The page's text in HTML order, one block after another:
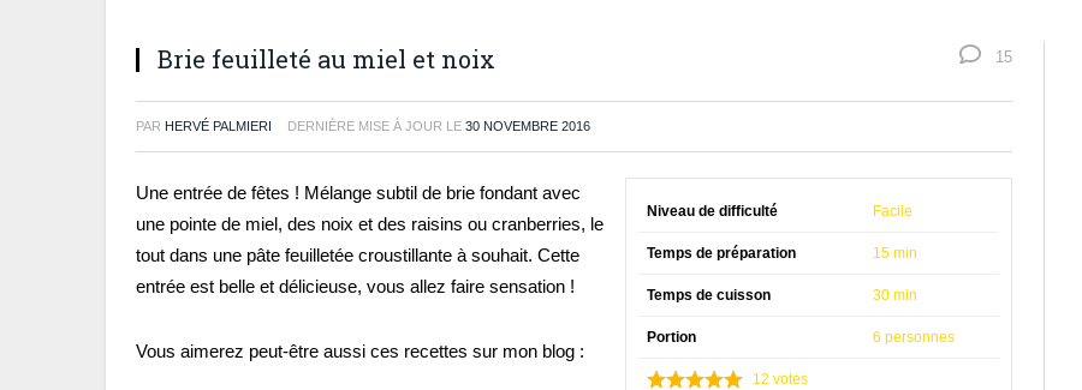
Brie feuilleté au miel et noix 15
PAR HERVÉ PALMIERI DERNIÈRE MISE À JOUR LE 30 NOVEMBRE 2016
Niveau de difficulté Facile
Temps de préparation 15 min
Temps de cuisson 30 min
Portion 6 personnes
12 votes
Une entrée de fêtes ! Mélange subtil de brie fondant avec
une pointe de miel, des noix et des raisins ou cranberries, le
tout dans une pâte feuilletée croustillante à souhait. Cette
entrée est belle et délicieuse, vous allez faire sensation !
Vous aimerez peut-être aussi ces recettes sur mon blog :